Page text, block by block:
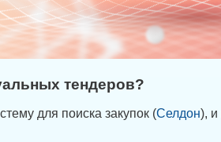
тендеров?
для поиска закупок (Селдон), и